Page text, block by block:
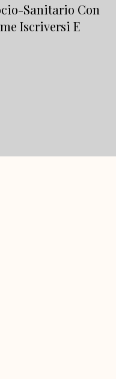
Sanitario Con
Iscriversi E